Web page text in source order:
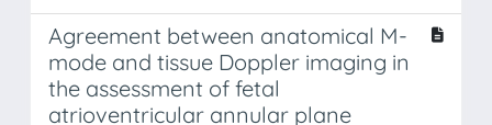
Agreement between anatomical M-
mode and tissue Doppler imaging in
the assessment of fetal
atrioventricular annular plane